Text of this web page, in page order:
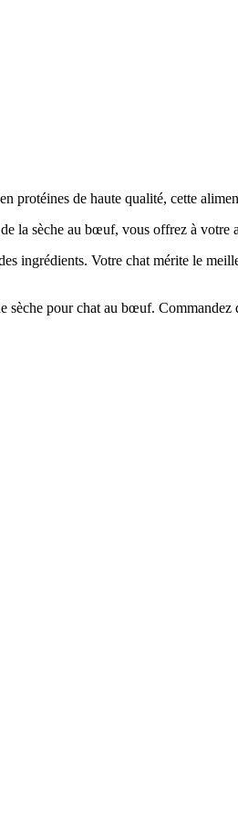
de haute qualité, cette
la sèche au bœuf, vous offrez à votre
ingrédients. Votre chat mérite le
pour chat au bœuf.